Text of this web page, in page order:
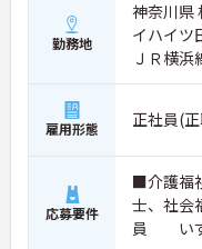
勤務地
神奈川県
イハイツ
ＪＲ横
雇用形態 正社員(
応募要件
■介護福
士、社会
員 いず